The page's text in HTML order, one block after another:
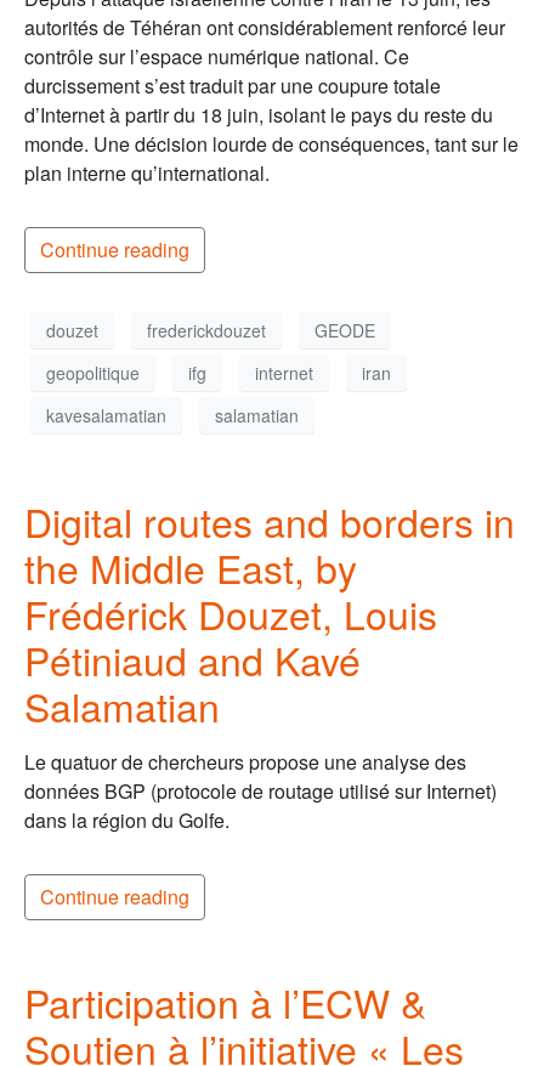
autorités de Téhéran ont considérablement renforcé leur
contrôle sur l’espace numérique national. Ce
durcissement s’est traduit par une coupure totale
d’Internet à partir du 18 juin, isolant le pays du reste du
monde. Une décision lourde de conséquences, tant sur le
plan interne qu’international.
Continue reading
douzet frederickdouzet
GEODE
geopolitique
ifg internet
iran
kavesalamatian
salamatian
Digital routes and borders in
the Middle East, by
Frédérick Douzet, Louis
Pétiniaud and Kavé
Salamatian
Le quatuor de chercheurs propose une analyse des
données BGP (protocole de routage utilisé sur Internet)
dans la région du Golfe.
Continue reading
Participation à l’ECW &
Soutien à l’initiative « Les